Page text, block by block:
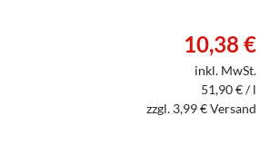
10,38 €
inkl. MwSt.
51,90 € / l
zzgl. 3,99 € Versand